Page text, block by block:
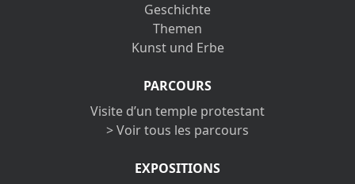
Geschichte
Themen
Kunst und Erbe
PARCOURS
Visite d’un temple protestant
> Voir tous les parcours
EXPOSITIONS